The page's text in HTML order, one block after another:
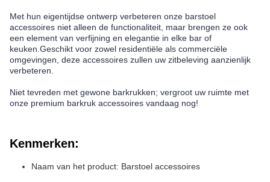
Met hun eigentijdse ontwerp verbeteren onze barstoel
accessoires niet alleen de functionaliteit, maar brengen ze ook
een element van verfijning en elegantie in elke bar of
keuken.Geschikt voor zowel residentiële als commerciële
omgevingen, deze accessoires zullen uw zitbeleving aanzienlijk
verbeteren.
Niet tevreden met gewone barkrukken; vergroot uw ruimte met
onze premium barkruk accessoires vandaag nog!
Kenmerken:
Naam van het product: Barstoel accessoires